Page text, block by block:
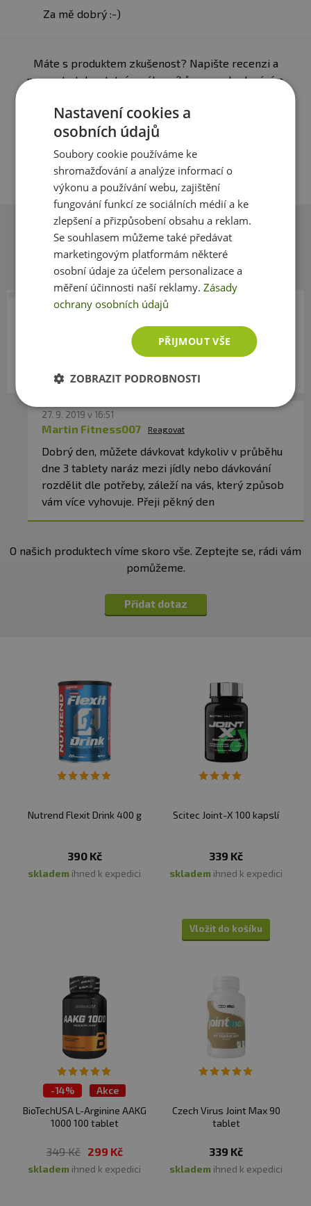
americká brusinka (Vaccinium macrocarpon), Medicago
sativa Linn, zázvor (kořen), Hortenzie velkolistá,
fenylalanin, qercetin, stearát hořečnatý, kyselina
stearová, hydroxy-propyl-methyl celulóza
Za mě dobrý :-)
Máte s produktem zkušenost? Napište recenzi a
pomozte tak ostatním zákazníkům s rozhodováním.
Přidat vlastní hodnocení
Dotazy
Zeptejte se, rádi vám pomůžeme
25. 9. 2019 v 22:09
Prosím, jaké je přesné dávkování. 3 tablety
denně naráz 3-0-0 nebo postupně přes den 1-1-
1? Díky
27. 9. 2019 v 16:51
Martin Fitness007 Reagovat
Dobrý den, můžete dávkovat kdykoliv v průběhu
dne 3 tablety naráz mezi jídly nebo dávkování
rozdělit dle potřeby, záleží na vás, který způsob
vám více vyhovuje. Přeji pěkný den
O našich produktech víme skoro vše. Zeptejte se, rádi vám
pomůžeme.
Přidat dotaz
Nutrend Flexit Drink 400 g
390 Kč
skladem ihned k expedici
Scitec Joint-X 100 kapslí
339 Kč
skladem ihned k expedici
Vložit do košíku
-14%
Akce
BioTechUSA L-Arginine AAKG
1000 100 tablet
349 Kč 299 Kč
skladem ihned k expedici
Czech Virus Joint Max 90
tablet
339 Kč
skladem ihned k expedici
Nastavení cookies a
osobních údajů
Soubory cookie používáme ke
shromažďování a analýze informací o
výkonu a používání webu, zajištění
fungování funkcí ze sociálních médií a ke
zlepšení a přizpůsobení obsahu a reklam.
Se souhlasem můžeme také předávat
marketingovým platformám některé
osobní údaje za účelem personalizace a
měření účinnosti naší reklamy.Zásady
ochrany osobních údajů
PŘIJMOUT VŠE
ZOBRAZIT PODROBNOSTI